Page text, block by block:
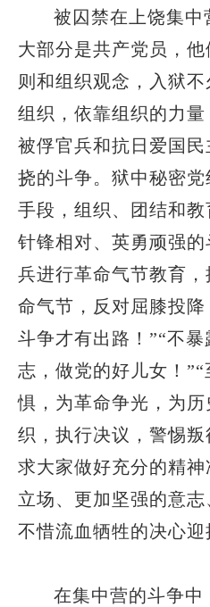
被囚禁在上饶集
大部分是共产党员，
则和组织观念，入狱
组织，依靠组织的力
被俘官兵和抗日爱国
挠的斗争。狱中秘密
手段，组织、团结和
针锋相对、英勇顽强
兵进行革命气节教育
命气节，反对屈膝投降
斗争才有出路！”“不
志，做党的好儿女！
惧，为革命争光，为历
织，执行决议，警惕
求大家做好充分的精
立场、更加坚强的意
不惜流血牺牲的决心迎
在集中营的斗争中